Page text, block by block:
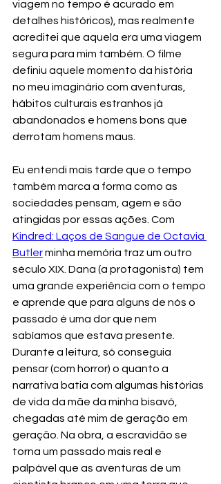
viagem no tempo é acurado em
detalhes históricos), mas realmente
acreditei que aquela era uma viagem
segura para mim também. O filme
definiu aquele momento da história
no meu imaginário com aventuras,
hábitos culturais estranhos já
abandonados e homens bons que
derrotam homens maus.
Eu entendi mais tarde que o tempo
também marca a forma como as
sociedades pensam, agem e são
atingidas por essas ações. Com
Kindred: Laços de Sangue de Octavia
Butler minha memória traz um outro
século XIX. Dana (a protagonista) tem
uma grande experiência com o tempo
e aprende que para alguns de nós o
passado é uma dor que nem
sabíamos que estava presente.
Durante a leitura, só conseguia
pensar (com horror) o quanto a
narrativa batia com algumas histórias
de vida da mãe da minha bisavó,
chegadas até mim de geração em
geração. Na obra, a escravidão se
torna um passado mais real e
palpável que as aventuras de um